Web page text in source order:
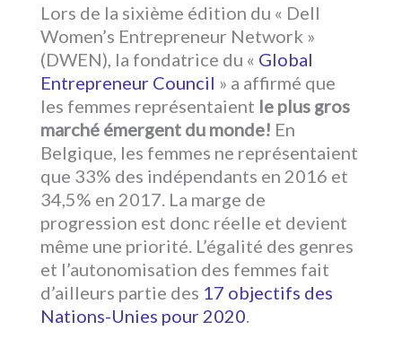
Lors de la sixième édition du « Dell
Women’s Entrepreneur Network »
(DWEN), la fondatrice du « Global
Entrepreneur Council » a affirmé que
les femmes représentaient le plus gros
marché émergent du monde! En
Belgique, les femmes ne représentaient
que 33% des indépendants en 2016 et
34,5% en 2017. La marge de
progression est donc réelle et devient
même une priorité. L’égalité des genres
et l’autonomisation des femmes fait
d’ailleurs partie des 17 objectifs des
Nations-Unies pour 2020